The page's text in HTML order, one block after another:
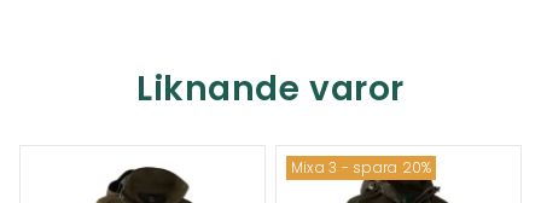
Liknande varor
Mixa 3 - spara 20%